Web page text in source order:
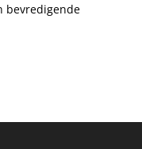
bevredigende